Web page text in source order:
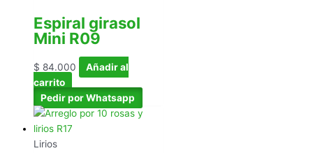
Espiral girasol
Mini R09
$ 84.000
Añadir al
carrito
Pedir por Whatsapp
Lirios